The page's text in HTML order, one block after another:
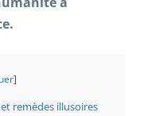
.
]
remèdes illusoires